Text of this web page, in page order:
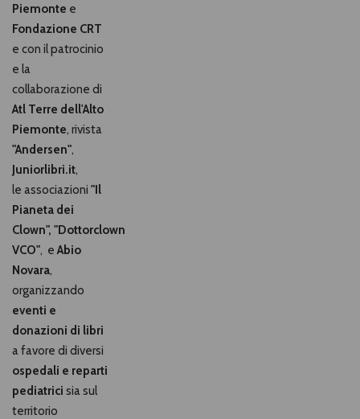
Piemonte e
Fondazione CRT
e con il patrocinio
e la
collaborazione di
Atl Terre dell'Alto
Piemonte, rivista
"Andersen",
Juniorlibri.it,
le associazioni "Il
Pianeta dei
Clown", "Dottorclown
VCO", eAbio
Novara,
organizzando
eventi e
donazioni di libri
a favore di diversi
ospedali e reparti
pediatrici sia sul
territorio